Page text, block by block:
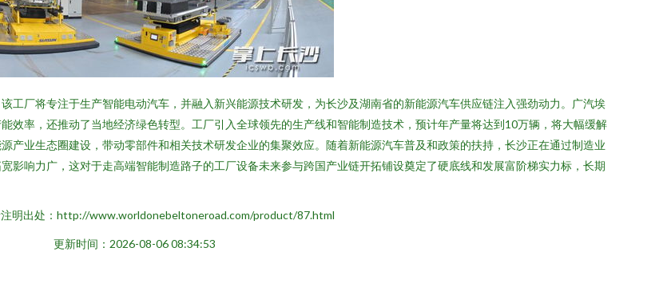
工厂将专注于生产智能电动汽车，并融入新兴能源技术研发，为长沙及湖南省的新能源汽车供应链注入强劲动力。广汽埃
效率，还推动了当地经济绿色转型。工厂引入全球领先的生产线和智能制造技术，预计年产量将达到10万辆，将大幅缓解
产业生态圈建设，带动零部件和相关技术研发企业的集聚效应。随着新能源汽车普及和政策的扶持，长沙正在通过制造业
影响力广，这对于走高端智能制造路子的工厂设备未来参与跨国产业链开拓铺设奠定了硬底线和发展富阶梯实力标，长期
明出处：http://www.worldonebeltoneroad.com/product/87.html
更新时间：2026-08-06 08:34:53